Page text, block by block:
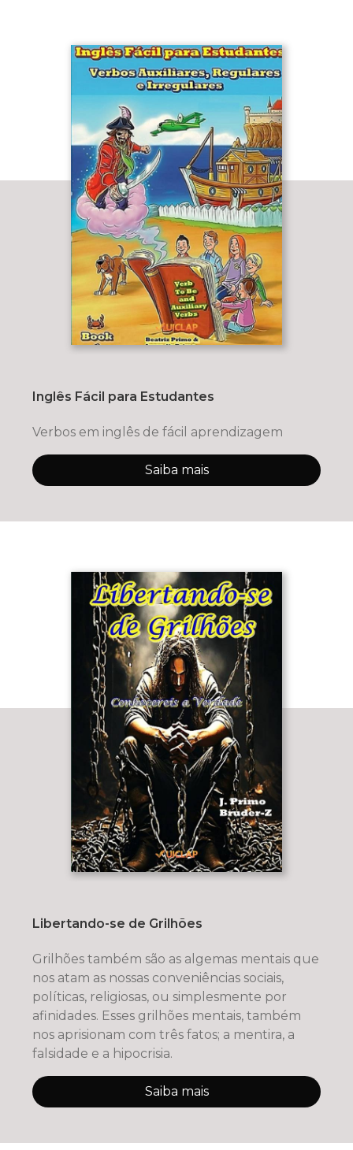
Inglês Fácil para Estudantes
Verbos em inglês de fácil aprendizagem
Saiba mais
Libertando-se de Grilhões
Grilhões também são as algemas mentais que
nos atam as nossas conveniências sociais,
políticas, religiosas, ou simplesmente por
afinidades. Esses grilhões mentais, também
nos aprisionam com três fatos; a mentira, a
falsidade e a hipocrisia.
Saiba mais